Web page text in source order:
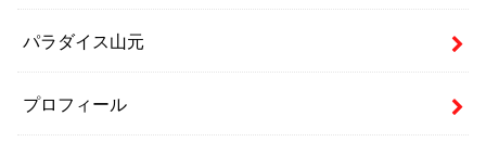
パラダイス山元
プロフィール